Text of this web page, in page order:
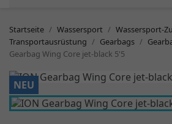
Startseite Wassersport
Wassersport-
Transportausrüstung
Gearbags
Gearbag Wing Core jet-black 5'5
NEU